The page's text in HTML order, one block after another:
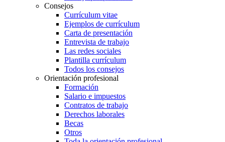
Consejos
Currículum vitae
Ejemplos de currículum
Carta de presentación
Entrevista de trabajo
Las redes sociales
Plantilla currículum
Todos los consejos
Orientación profesional
Formación
Salario e impuestos
Contratos de trabajo
Derechos laborales
Becas
Otros